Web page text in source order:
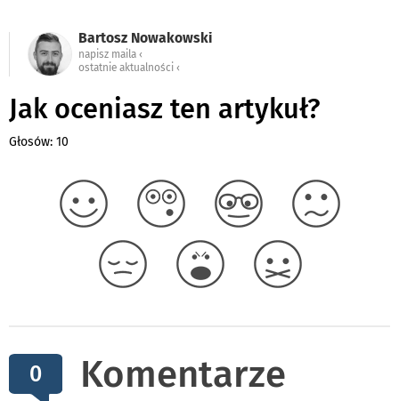
Bartosz Nowakowski
napisz maila ‹
ostatnie aktualności ‹
Jak oceniasz ten artykuł?
Głosów: 10
0 Komentarze